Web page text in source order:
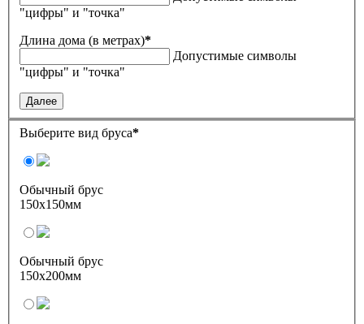
"цифры" и "точка"
Длина дома (в метрах)*
Допустимые символы
"цифры" и "точка"
Далее
Выберите вид бруса*
Обычный брус
150х150мм
Обычный брус
150х200мм